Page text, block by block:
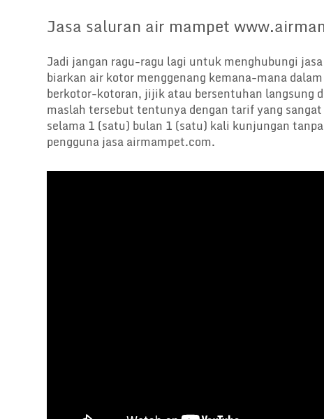
Jasa saluran air mampet
Jadi jangan ragu-ragu lagi untuk menghubungi
biarkan air kotor menggenang kemana-mana
berkotor-kotoran, jijik atau bersentuhan langsung
maslah tersebut tentunya dengan tarif yang
selama 1 (satu) bulan 1 (satu) kali kunjungan
pengguna jasa airmampet.com.